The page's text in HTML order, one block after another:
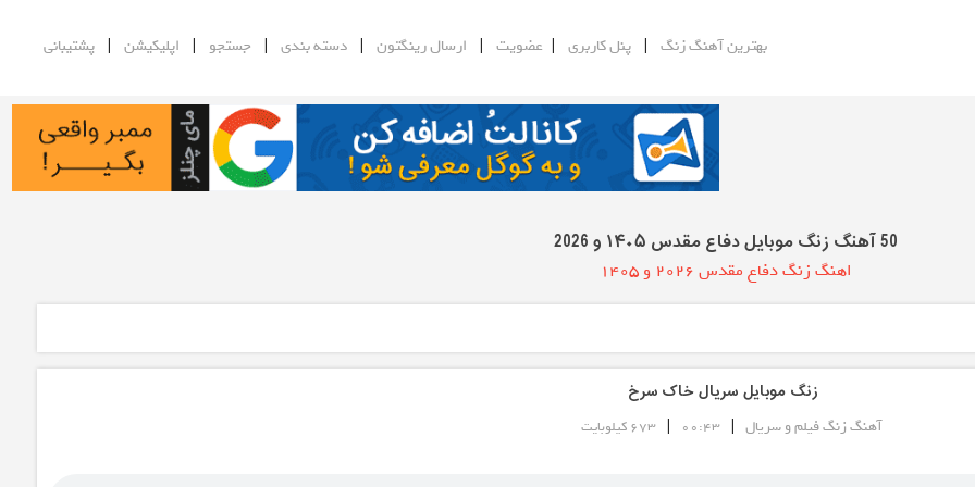
بهترین آهنگ زنگ |پنل کاربری | عضویت | ارسال رینگتون |دسته بندی | جستجو | اپلیکیشن |پشتیبانی
50 آهنگ زنگ موبایل دفاع مقدس ۱۴۰۵ و 2026
اهنگ زنگ دفاع مقدس 2026 و 1405
زنگ موبایل سریال خاک سرخ
آهنگ زنگ فیلم و سریال |
00:43
| 673 کیلوبایت